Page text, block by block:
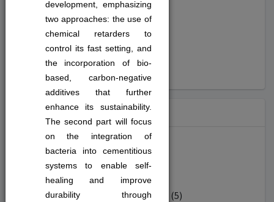
#liderlik (9)
#yapayzeka (20)
Sorumlu Birim
Diğer (591)
ENDÜSTRİ MÜHENDİSLİĞİ BÖLÜMÜ (5)
development, emphasizing
two approaches: the use of
chemical retarders to
control its fast setting, and
the incorporation of bio-
based, carbon-negative
additives that further
enhance its sustainability.
The second part will focus
on the integration of
bacteria into cementitious
systems to enable self-
healing and improve
durability through